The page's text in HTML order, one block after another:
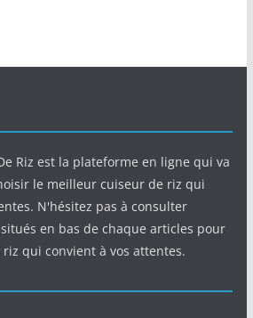
Riz est la plateforme en ligne qui va
le meilleur cuiseur de riz qui
N'hésitez pas à consulter
en bas de chaque articles pour
qui convient à vos attentes.